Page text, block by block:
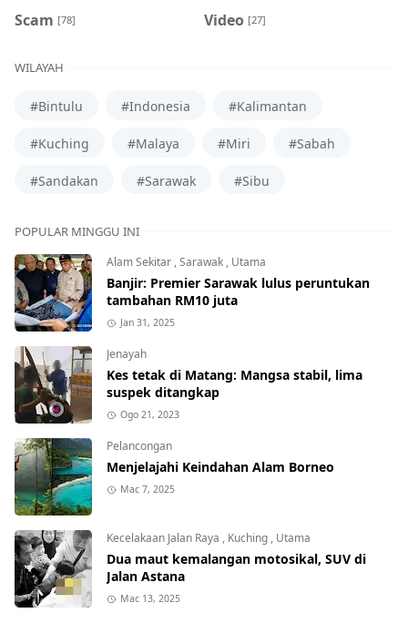
Scam [78] Video [27]
WILAYAH
#Bintulu #Indonesia #Kalimantan
#Kuching #Malaya #Miri #Sabah
#Sandakan #Sarawak #Sibu
POPULAR MINGGU INI
Alam Sekitar,Sarawak, Utama
Banjir: Premier Sarawak lulus peruntukan
tambahan RM10 juta
Jan 31, 2025
Jenayah
Kes tetak di Matang: Mangsa stabil, lima
suspek ditangkap
Ogo 21, 2023
Pelancongan
Menjelajahi Keindahan Alam Borneo
Mac 7, 2025
Kecelakaan Jalan Raya , Kuching, Utama
Dua maut kemalangan motosikal, SUV di
Jalan Astana
Mac 13, 2025